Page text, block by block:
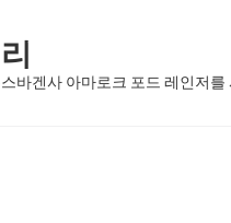
바겐사 아마로크 포드 레인저